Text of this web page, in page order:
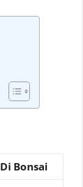
Bonsai